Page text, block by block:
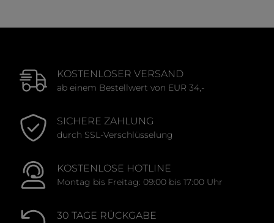
KOSTENLOSER VERSAND
ab einem Bestellwert von EUR 34,-
SICHERE ZAHLUNG
durch SSL-Verschlüsselung
KOSTENLOSE HOTLINE
Montag bis Freitag: 09:00 bis 17:00 Uhr
30 TAGE RÜCKGABE